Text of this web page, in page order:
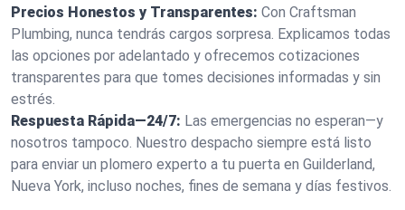
Precios Honestos y Transparentes: Con Craftsman
Plumbing, nunca tendrás cargos sorpresa. Explicamos todas
las opciones por adelantado y ofrecemos cotizaciones
transparentes para que tomes decisiones informadas y sin
estrés.
Respuesta Rápida—24/7: Las emergencias no esperan—y
nosotros tampoco. Nuestro despacho siempre está listo
para enviar un plomero experto a tu puerta en Guilderland,
Nueva York, incluso noches, fines de semana y días festivos.